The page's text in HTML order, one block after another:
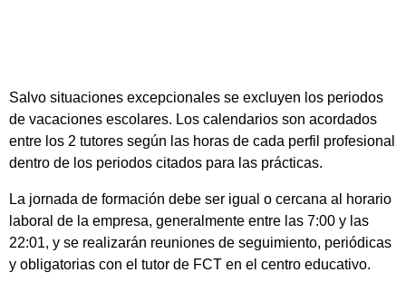
Salvo situaciones excepcionales se excluyen los periodos
de vacaciones escolares. Los calendarios son acordados
entre los 2 tutores según las horas de cada perfil profesional
dentro de los periodos citados para las prácticas.
La jornada de formación debe ser igual o cercana al horario
laboral de la empresa, generalmente entre las 7:00 y las
22:01, y se realizarán reuniones de seguimiento, periódicas
y obligatorias con el tutor de FCT en el centro educativo.